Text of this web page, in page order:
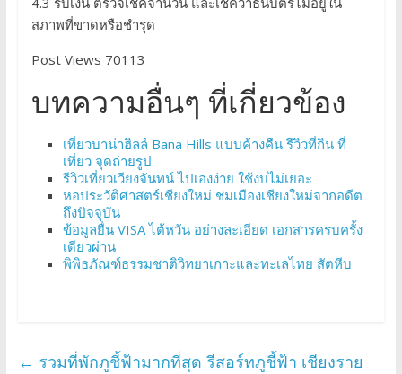
สภาพที่ขาดหรือชำรุด
Post Views 70113
บทความอื่นๆ ที่เกี่ยวข้อง
เที่ยวบาน่าฮิลล์ Bana Hills แบบค้างคืน รีวิวที่กิน ที่
เที่ยว จุดถ่ายรูป
รีวิวเที่ยวเวียงจันทน์ ไปเองง่าย ใช้งบไม่เยอะ
หอประวัติศาสตร์เชียงใหม่ ชมเมืองเชียงใหม่จากอดีต
ถึงปัจจุบัน
ข้อมูลยื่น VISA ไต้หวัน อย่างละเอียด เอกสารครบครั้ง
เดียวผ่าน
พิพิธภัณฑ์ธรรมชาติวิทยาเกาะและทะเลไทย สัตหีบ
← รวมที่พักภูชี้ฟ้ามากที่สุด รีสอร์ทภูชี้ฟ้า เชียงราย